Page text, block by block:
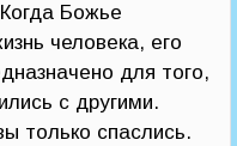
Божье
человека, его
для того,
с другими.
только спаслись.